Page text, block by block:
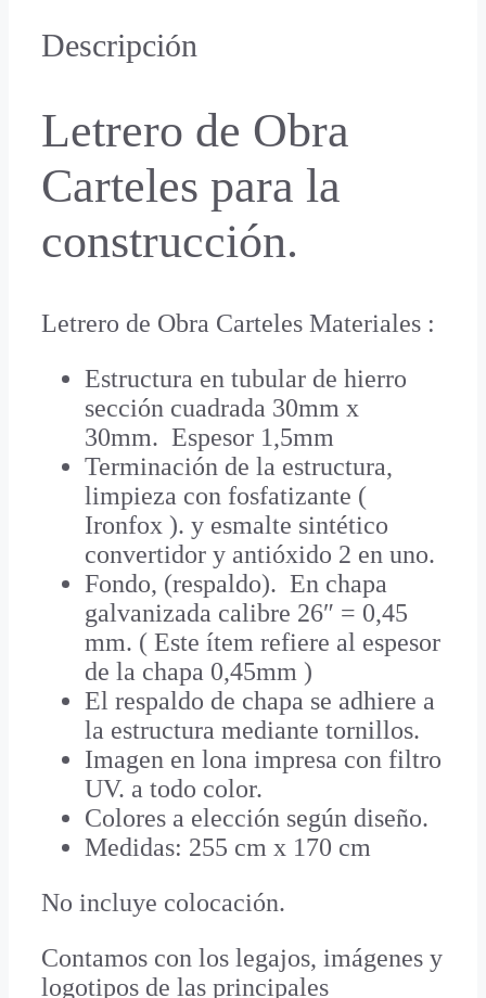
Descripción
Letrero de Obra
Carteles para la
construcción.
Letrero de Obra Carteles Materiales :
Estructura en tubular de hierro
sección cuadrada 30mm x
30mm. Espesor 1,5mm
Terminación de la estructura,
limpieza con fosfatizante (
Ironfox ). y esmalte sintético
convertidor y antióxido 2 en uno.
Fondo, (respaldo). En chapa
galvanizada calibre 26″ = 0,45
mm. ( Este ítem refiere al espesor
de la chapa 0,45mm )
El respaldo de chapa se adhiere a
la estructura mediante tornillos.
Imagen en lona impresa con filtro
UV. a todo color.
Colores a elección según diseño.
Medidas: 255 cm x 170 cm
No incluye colocación.
Contamos con los legajos, imágenes y
logotipos de las principales